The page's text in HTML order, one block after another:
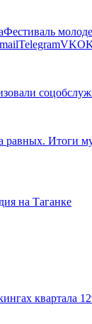
Фестиваль
TelegramVK
равных. Итоги
на Таганке
квартала